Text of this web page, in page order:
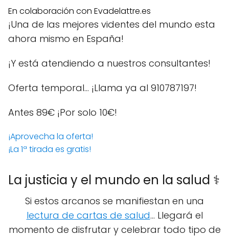
En colaboración con Evadelattre.es
¡Una de las mejores videntes del mundo esta
ahora mismo en España!
¡Y está atendiendo a nuestros consultantes!
Oferta temporal… ¡Llama ya al 910787197!
Antes 89€ ¡Por solo 10€!
¡Aprovecha la oferta!
¡La 1ª tirada es gratis!
La justicia y el mundo en la salud ⚕️
Si estos arcanos se manifiestan en una
lectura de cartas de salud... Llegará el
momento de disfrutar y celebrar todo tipo de